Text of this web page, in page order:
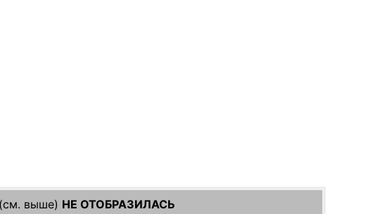
(см. выше) НЕ ОТОБРАЗИЛАСЬ